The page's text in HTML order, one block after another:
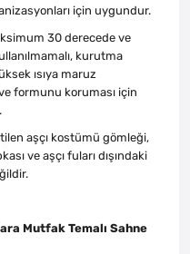
için uygundur.
30 derecede ve
kurutma
ısıya maruz
ve formunu koruması için
aşçı kostümü gömleği,
ve aşçı fuları dışındaki
Mutfak Temalı Sahne